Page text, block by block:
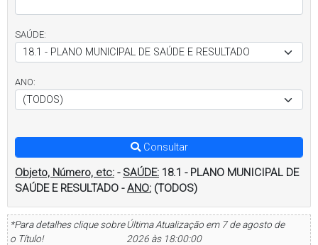
SAÚDE:
ANO:
Consultar
Objeto, Número, etc: - SAÚDE: 18.1 - PLANO MUNICIPAL DE
SAÚDE E RESULTADO -ANO: (TODOS)
*Para detalhes clique sobre
o Título!
Última Atualização em 7 de agosto de
2026 às 18:00:00